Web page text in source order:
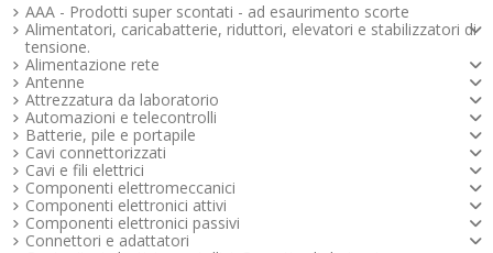
AAA - Prodotti super scontati - ad esaurimento scorte
Alimentatori, caricabatterie, riduttori, elevatori e stabilizzatori di
tensione.
Alimentazione rete
Antenne
Attrezzatura da laboratorio
Automazioni e telecontrolli
Batterie, pile e portapile
Cavi connettorizzati
Cavi e fili elettrici
Componenti elettromeccanici
Componenti elettronici attivi
Componenti elettronici passivi
Connettori e adattatori